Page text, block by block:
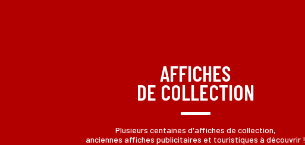
AFFICHES
DE COLLECTION
Plusieurs centaines d'affiches de collection,
anciennes affiches publicitaires et touristiques à découvrir !